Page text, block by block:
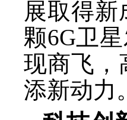
展取得
颗6G卫
现商飞，
添新动力。